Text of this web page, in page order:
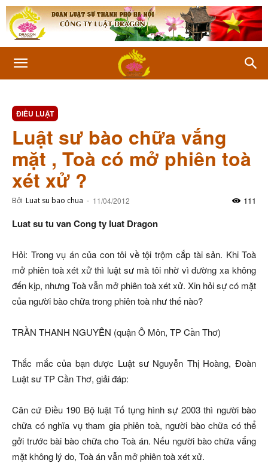
ĐIỀU LUẬT
Luật sư bào chữa vắng
mặt , Toà có mở phiên toà
xét xử ?
Bởi Luat su bao chua - 11/04/2012 111
Luat su tu van Cong ty luat Dragon
Hỏi: Trong vụ án của con tôi về tội trộm cắp tài sản. Khi Toà
mở phiên toà xét xử thì luật sư mà tôi nhờ vì đường xa không
đến kịp, nhưng Toà vẫn mở phiên toà xét xử. Xin hỏi sự có mặt
của người bào chữa trong phiên toà như thế nào?
TRẦN THANH NGUYÊN (quận Ô Môn, TP Cần Thơ)
Thắc mắc của bạn được Luật sư Nguyễn Thị Hoàng, Đoàn
Luật sư TP Cần Thơ, giải đáp:
Căn cứ Điều 190 Bộ luật Tố tụng hình sự 2003 thì người bào
chữa có nghĩa vụ tham gia phiên toà, người bào chữa có thể
gởi trước bài bào chữa cho Toà án. Nếu người bào chữa vắng
mặt không lý do, Toà án vẫn mở phiên toà xét xử.